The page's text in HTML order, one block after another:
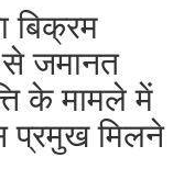
बिक्रम
से जमानत
के मामले में
प्रमुख मिलने